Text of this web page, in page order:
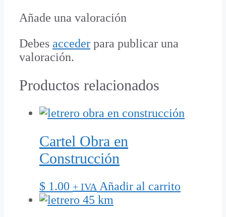
Añade una valoración
Debes acceder para publicar una
valoración.
Productos relacionados
Cartel Obra en
Construcción
$ 1.00 + IVA Añadir al carrito